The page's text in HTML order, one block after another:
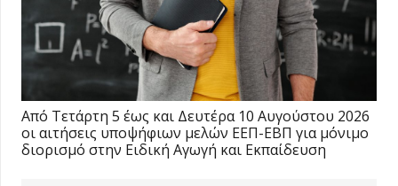
Από Τετάρτη 5 έως και Δευτέρα 10 Αυγούστου 2026
οι αιτήσεις υποψήφιων μελών ΕΕΠ-ΕΒΠ για μόνιμο
διορισμό στην Ειδική Αγωγή και Εκπαίδευση